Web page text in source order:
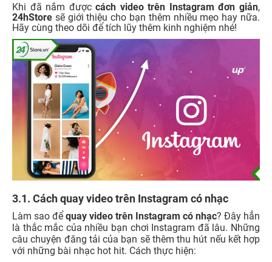
Khi đã nắm đượccách video trên Instagram đơn giản,
24hStore sẽ giới thiệu cho bạn thêm nhiều mẹo hay nữa.
Hãy cùng theo dõi để tích lũy thêm kinh nghiệm nhé!
3.1. Cách quay video trên Instagram có nhạc
Làm sao để quay video trên Instagram có nhạc? Đây hẳn
là thắc mắc của nhiều bạn chơi Instagram đã lâu. Những
câu chuyện đăng tải của bạn sẽ thêm thu hút nếu kết hợp
với những bài nhạc hot hit. Cách thực hiện: